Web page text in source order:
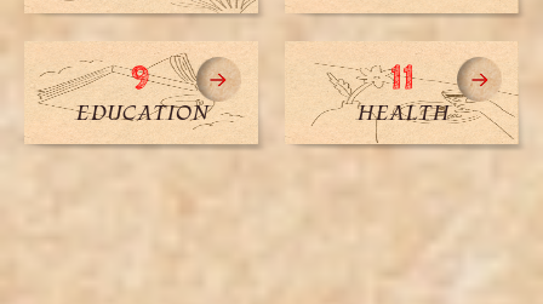
9
EDUCATION
11
HEALTH